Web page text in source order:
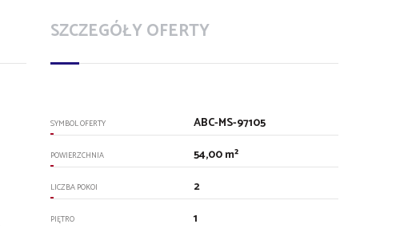
SZCZEGÓŁY OFERTY
SYMBOL OFERTY ABC-MS-97105
POWIERZCHNIA 54,00 m²
LICZBA POKOI 2
PIĘTRO 1